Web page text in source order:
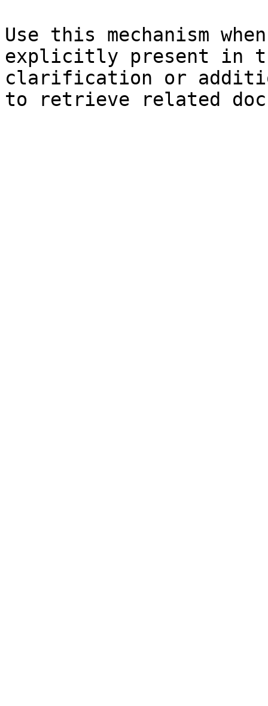
Use this mechanism
explicitly present in
clarification or